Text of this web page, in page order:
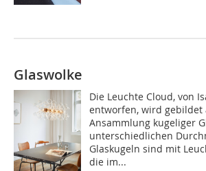
Glaswolke
Die Leuchte Cloud, von
entworfen, wird gebildet
Ansammlung kugeliger
unterschiedlichen
Glaskugeln sind mit
die im...